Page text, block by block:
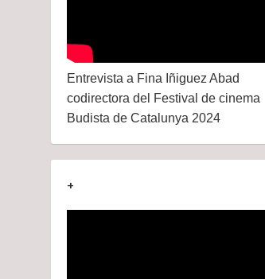
Entrevista a Fina Iñiguez Abad
codirectora del Festival de cinema
Budista de Catalunya 2024
+